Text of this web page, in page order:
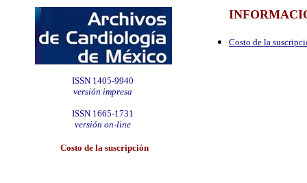
ISSN 1405-9940
versión impresa
ISSN 1665-1731
versión on-line
Costo de la
Costo de la suscripción